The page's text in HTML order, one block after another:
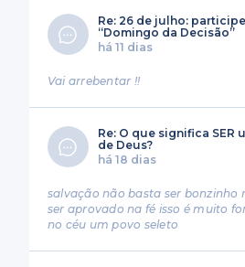
Re: 26 de julho:
“Domingo da Decisão”
há 11 dias
Vai arrebentar !!
Re: O que significa SER
de Deus?
há 18 dias
salvação não basta ser bonzinho
ser aprovado na fé isso é muito
no céu um povo seleto